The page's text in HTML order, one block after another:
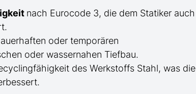
nach Eurocode 3, die dem Statiker auch
oder temporären
oder wassernahen Tiefbau.
des Werkstoffs Stahl, was die